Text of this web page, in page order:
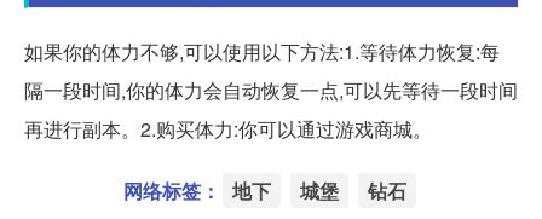
如果你的体力不够,可以使用以下方法:1.等待体力恢复:每
隔一段时间,你的体力会自动恢复一点,可以先等待一段时间
再进行副本。2.购买体力:你可以通过游戏商城。
网络标签： 地下 城堡 钻石